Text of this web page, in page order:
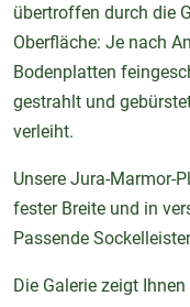
übertroffen durch die
Oberfläche: Je nach
Bodenplatten
gestrahlt und
verleiht.
Unsere Jura-Marmor-
fester Breite und in
Passende
Die Galerie zeigt